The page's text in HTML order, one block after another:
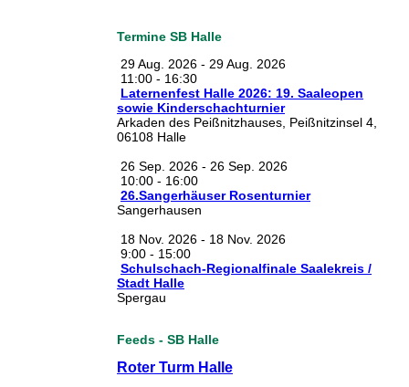
Termine SB Halle
29 Aug. 2026 - 29 Aug. 2026
11:00 - 16:30
Laternenfest Halle 2026: 19. Saaleopen
sowie Kinderschachturnier
Arkaden des Peißnitzhauses, Peißnitzinsel 4,
06108 Halle
26 Sep. 2026 - 26 Sep. 2026
10:00 - 16:00
26.Sangerhäuser Rosenturnier
Sangerhausen
18 Nov. 2026 - 18 Nov. 2026
9:00 - 15:00
Schulschach-Regionalfinale Saalekreis /
Stadt Halle
Spergau
Feeds - SB Halle
Roter Turm Halle